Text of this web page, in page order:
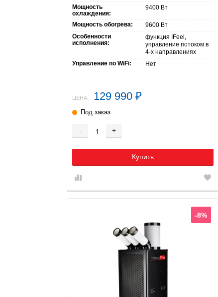
Мощность
охлаждения:
9400 Вт
Мощность обогрева:
9600 Вт
Особенности
исполнения:
функция IFeel,
управление потоком в
4-х направлениях
Управление по WiFi:
Нет
ЦЕНА: 129 990 ₽
Под заказ
- +
Купить
-8%